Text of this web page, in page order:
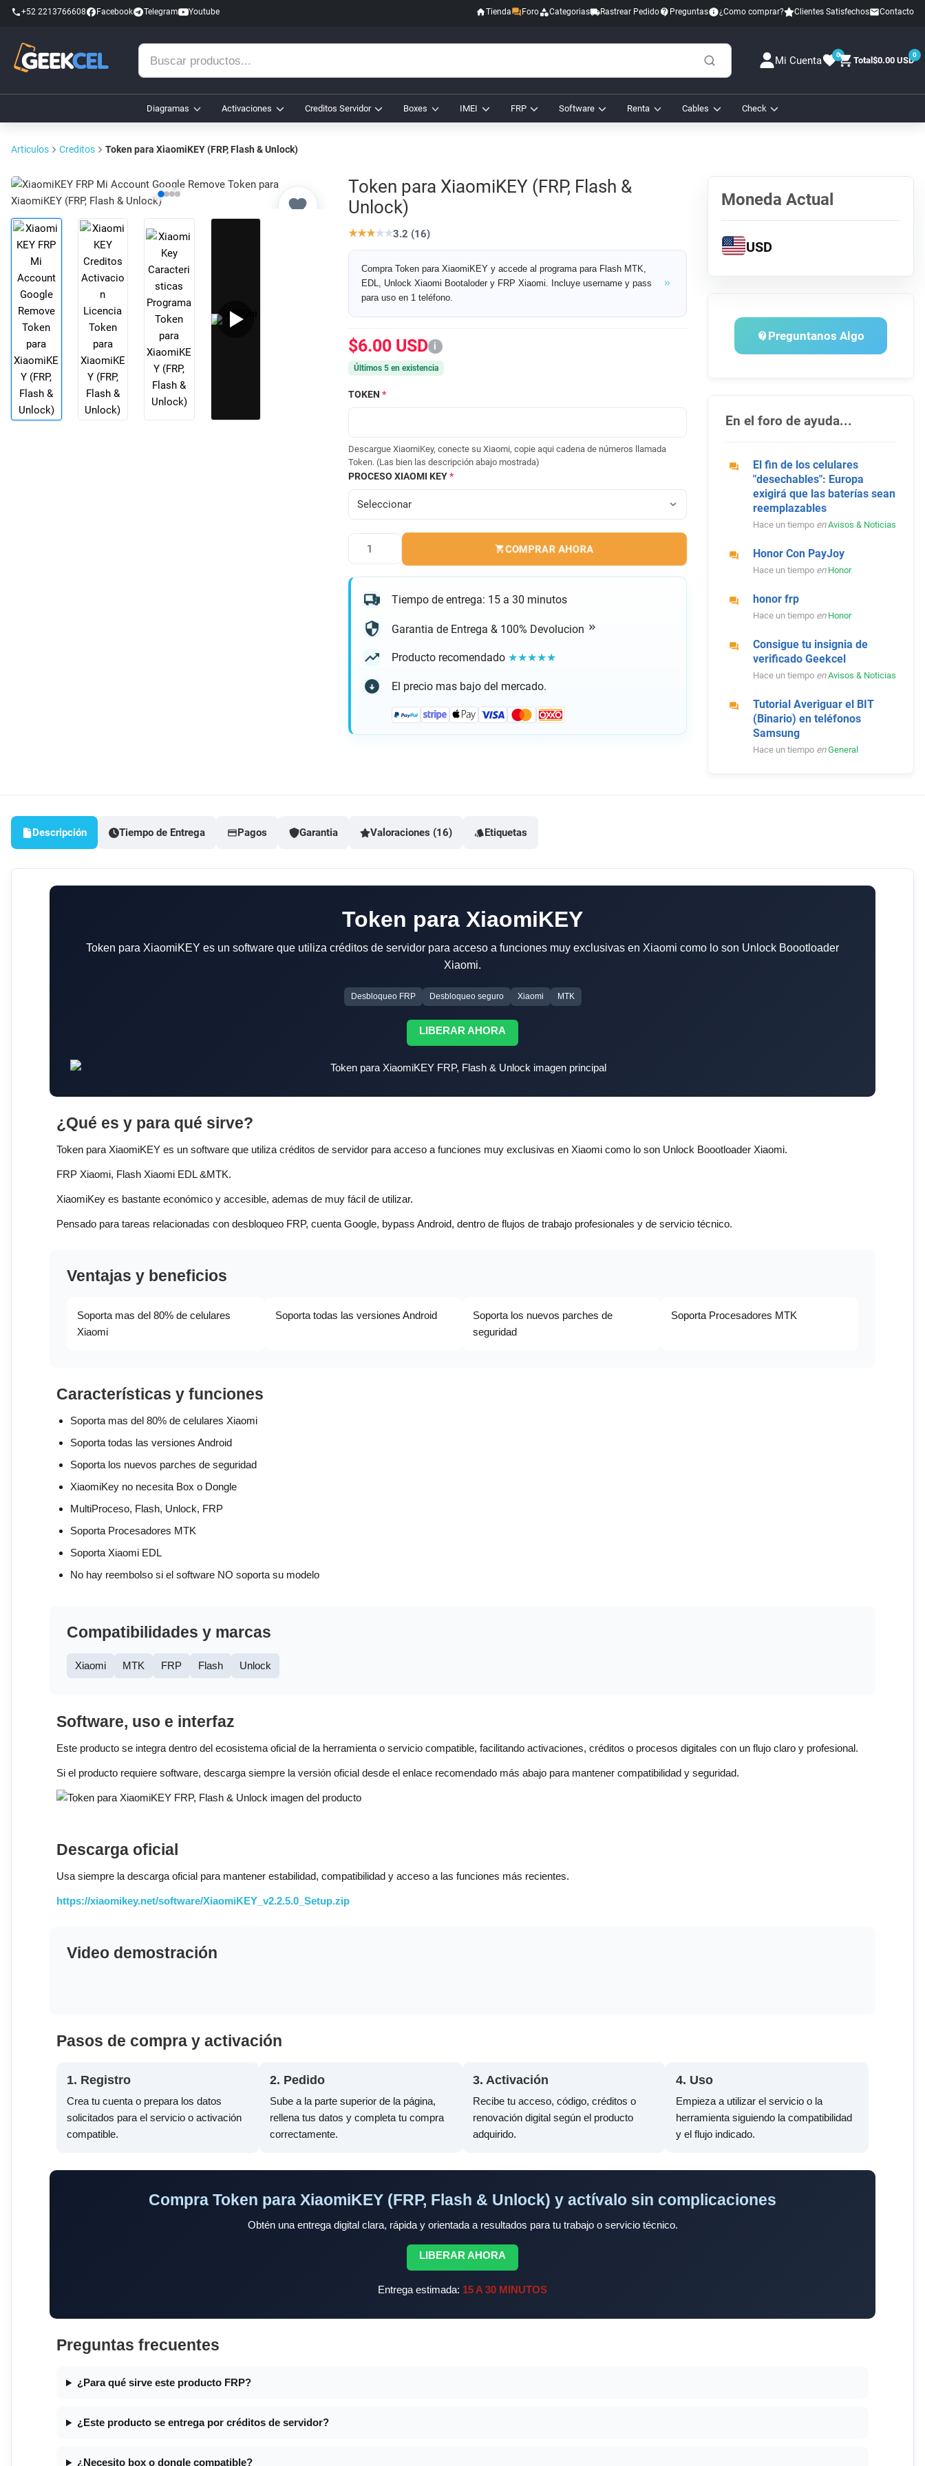
+52 2213766608 Facebook Telegram Youtube Tienda Foro Categorias Rastrear Pedido Preguntas ¿Como comprar? Clientes Satisfechos Contacto
Buscar
productos...
Mi Cuenta 0 Total$0.00 USD0
Diagramas Activaciones Creditos Servidor Boxes IMEI FRP Software Renta Cables Check
Articulos Creditos Token para XiaomiKEY (FRP, Flash & Unlock)
Token para XiaomiKEY (FRP, Flash &
Unlock)
★★★★★3.2 (16)
Compra Token para XiaomiKEY y accede al programa para Flash MTK,
EDL, Unlock Xiaomi Bootaloder y FRP Xiaomi. Incluye username y pass
para uso en 1 teléfono.
$6.00 USD i
Últimos 5 en existencia
TOKEN *
Descargue XiaomiKey, conecte su Xiaomi, copie aqui cadena de números llamada
Token. (Las bien las descripción abajo mostrada)
PROCESO XIAOMI KEY *
Cantidad
COMPRAR AHORA
Tiempo de entrega: 15 a 30 minutos
Garantia de Entrega & 100% Devolucion
Producto recomendado ★★★★★
El precio mas bajo del mercado.
Moneda Actual
USD
Preguntanos Algo
En el foro de ayuda...
El fin de los celulares
"desechables": Europa
exigirá que las baterías sean
reemplazables
Hace un tiempo enAvisos & Noticias
Honor Con PayJoy
Hace un tiempo en Honor
honor frp
Hace un tiempo en Honor
Consigue tu insignia de
verificado Geekcel
Hace un tiempo enAvisos & Noticias
Tutorial Averiguar el BIT
(Binario) en teléfonos
Samsung
Hace un tiempo enGeneral
Descripción Tiempo de Entrega Pagos Garantia Valoraciones (16) Etiquetas
Token para XiaomiKEY
Token para XiaomiKEY es un software que utiliza créditos de servidor para acceso a funciones muy exclusivas en Xiaomi como lo son Unlock Boootloader
Xiaomi.
Desbloqueo FRP Desbloqueo seguro Xiaomi MTK
LIBERAR AHORA
¿Qué es y para qué sirve?
Token para XiaomiKEY es un software que utiliza créditos de servidor para acceso a funciones muy exclusivas en Xiaomi como lo son Unlock Boootloader Xiaomi.
FRP Xiaomi, Flash Xiaomi EDL &MTK.
XiaomiKey es bastante económico y accesible, ademas de muy fácil de utilizar.
Pensado para tareas relacionadas con desbloqueo FRP, cuenta Google, bypass Android, dentro de flujos de trabajo profesionales y de servicio técnico.
Ventajas y beneficios
Soporta mas del 80% de celulares
Xiaomi
Soporta todas las versiones Android
Soporta los nuevos parches de
seguridad
Soporta Procesadores MTK
Características y funciones
Soporta mas del 80% de celulares Xiaomi
Soporta todas las versiones Android
Soporta los nuevos parches de seguridad
XiaomiKey no necesita Box o Dongle
MultiProceso, Flash, Unlock, FRP
Soporta Procesadores MTK
Soporta Xiaomi EDL
No hay reembolso si el software NO soporta su modelo
Compatibilidades y marcas
Xiaomi MTK FRP Flash Unlock
Software, uso e interfaz
Este producto se integra dentro del ecosistema oficial de la herramienta o servicio compatible, facilitando activaciones, créditos o procesos digitales con un flujo claro y profesional.
Si el producto requiere software, descarga siempre la versión oficial desde el enlace recomendado más abajo para mantener compatibilidad y seguridad.
Descarga oficial
Usa siempre la descarga oficial para mantener estabilidad, compatibilidad y acceso a las funciones más recientes.
https://xiaomikey.net/software/XiaomiKEY_v2.2.5.0_Setup.zip
Video demostración
Pasos de compra y activación
1. Registro
Crea tu cuenta o prepara los datos
solicitados para el servicio o activación
compatible.
2. Pedido
Sube a la parte superior de la página,
rellena tus datos y completa tu compra
correctamente.
3. Activación
Recibe tu acceso, código, créditos o
renovación digital según el producto
adquirido.
4. Uso
Empieza a utilizar el servicio o la
herramienta siguiendo la compatibilidad
y el flujo indicado.
Compra Token para XiaomiKEY (FRP, Flash & Unlock) y actívalo sin complicaciones
Obtén una entrega digital clara, rápida y orientada a resultados para tu trabajo o servicio técnico.
LIBERAR AHORA
Entrega estimada: 15 A 30 MINUTOS
Preguntas frecuentes
¿Para qué sirve este producto FRP?
¿Este producto se entrega por créditos de servidor?
¿Necesito box o dongle compatible?